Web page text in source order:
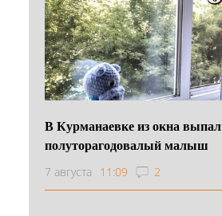
В Курманаевке из окна выпал
полуторагодовалый малыш
7 августа 11:09 2